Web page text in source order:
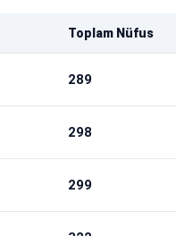
Toplam Nüfus
289
298
299